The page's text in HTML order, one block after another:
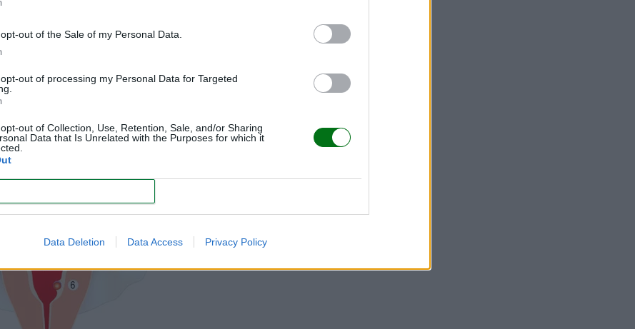
out of the Sale of my Personal Data.
out of processing my Personal Data for Targeted
out of Collection, Use, Retention, Sale, and/or Sharing
Data that Is Unrelated with the Purposes for which it
Data Deletion Data Access Privacy Policy